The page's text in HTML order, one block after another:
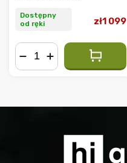
Dostępny
od ręki
zł1 099